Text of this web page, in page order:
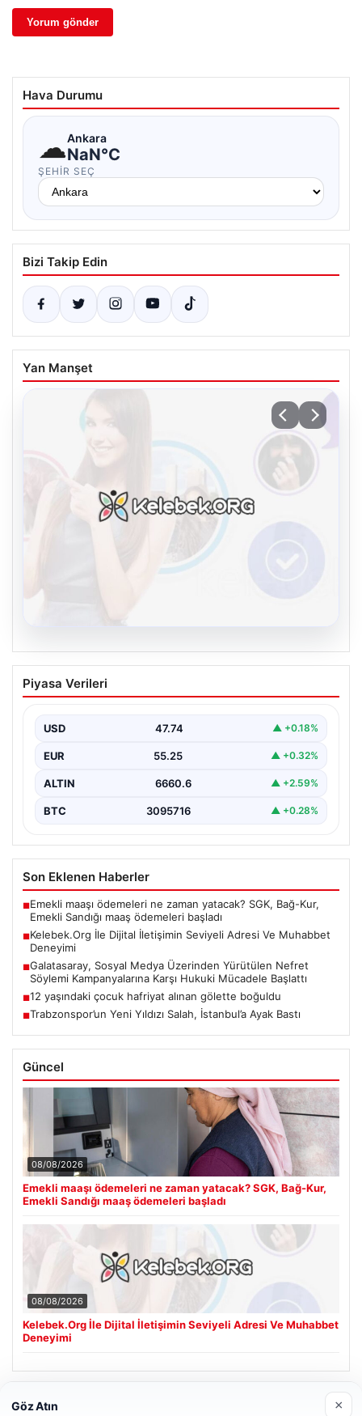
Hava Durumu
☁Ankara
NaN°C
ŞEHIR SEÇ
Bizi Takip Edin
Yan Manşet
Kelebek.Org İle Dijital İletişimin Seviyeli
Adresi Ve Muhabbet Deneyimi
kurması ciddi bir değer taşımaktadır. Güncel olarak…
Piyasa Verileri
USD 47.74 ▲ +0.18%
EUR 55.25 ▲ +0.32%
ALTIN 6660.6 ▲ +2.59%
BTC 3095716 ▲ +0.28%
Son Eklenen Haberler
■Emekli maaşı ödemeleri ne zaman yatacak? SGK, Bağ-Kur,
Emekli Sandığı maaş ödemeleri başladı
■Kelebek.Org İle Dijital İletişimin Seviyeli Adresi Ve Muhabbet
Deneyimi
■Galatasaray, Sosyal Medya Üzerinden Yürütülen Nefret
Söylemi Kampanyalarına Karşı Hukuki Mücadele Başlattı
■12 yaşındaki çocuk hafriyat alınan gölette boğuldu
■Trabzonspor’un Yeni Yıldızı Salah, İstanbul’a Ayak Bastı
Güncel
08/08/2026
Emekli maaşı ödemeleri ne zaman yatacak? SGK, Bağ-Kur,
Emekli Sandığı maaş ödemeleri başladı
08/08/2026
Kelebek.Org İle Dijital İletişimin Seviyeli Adresi Ve Muhabbet
Deneyimi
Son Eklenen Firmalar
Göz Atın ×